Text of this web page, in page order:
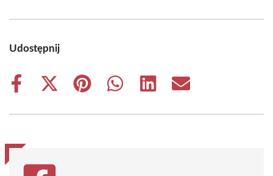
Udostępnij
Share
Share
(Twitter)
Share
Share
Share
Share